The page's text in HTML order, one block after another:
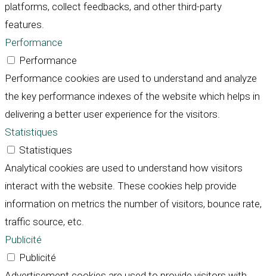
platforms, collect feedbacks, and other third-party
features.
Performance
Performance
Performance cookies are used to understand and analyze
the key performance indexes of the website which helps in
delivering a better user experience for the visitors.
Statistiques
Statistiques
Analytical cookies are used to understand how visitors
interact with the website. These cookies help provide
information on metrics the number of visitors, bounce rate,
traffic source, etc.
Publicité
Publicité